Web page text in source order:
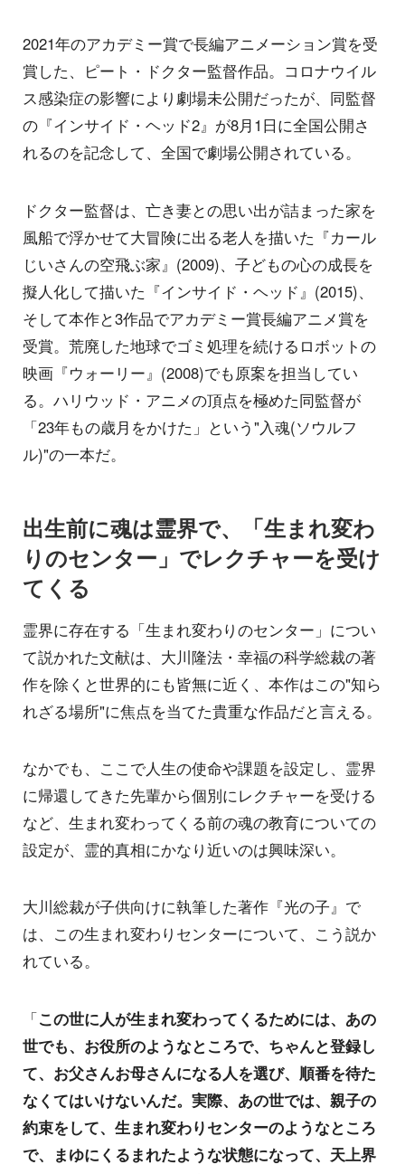
2021年のアカデミー賞で長編アニメーション賞を受
賞した、ピート・ドクター監督作品。コロナウイル
ス感染症の影響により劇場未公開だったが、同監督
の『インサイド・ヘッド2』が8月1日に全国公開さ
れるのを記念して、全国で劇場公開されている。
ドクター監督は、亡き妻との思い出が詰まった家を
風船で浮かせて大冒険に出る老人を描いた『カール
じいさんの空飛ぶ家』(2009)、子どもの心の成長を
擬人化して描いた『インサイド・ヘッド』(2015)、
そして本作と3作品でアカデミー賞長編アニメ賞を
受賞。荒廃した地球でゴミ処理を続けるロボットの
映画『ウォーリー』(2008)でも原案を担当してい
る。ハリウッド・アニメの頂点を極めた同監督が
「23年もの歳月をかけた」という"入魂(ソウルフ
ル)"の一本だ。
出生前に魂は霊界で、「生まれ変わ
りのセンター」でレクチャーを受け
てくる
霊界に存在する「生まれ変わりのセンター」につい
て説かれた文献は、大川隆法・幸福の科学総裁の著
作を除くと世界的にも皆無に近く、本作はこの"知ら
れざる場所"に焦点を当てた貴重な作品だと言える。
なかでも、ここで人生の使命や課題を設定し、霊界
に帰還してきた先輩から個別にレクチャーを受ける
など、生まれ変わってくる前の魂の教育についての
設定が、霊的真相にかなり近いのは興味深い。
大川総裁が子供向けに執筆した著作『光の子』で
は、この生まれ変わりセンターについて、こう説か
れている。
「この世に人が生まれ変わってくるためには、あの
世でも、お役所のようなところで、ちゃんと登録し
て、お父さんお母さんになる人を選び、順番を待た
なくてはいけないんだ。実際、あの世では、親子の
約束をして、生まれ変わりセンターのようなところ
で、まゆにくるまれたような状態になって、天上界